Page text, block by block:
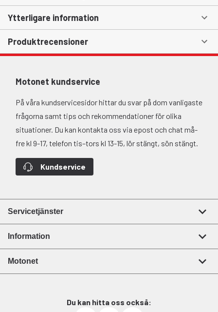
Ytterligare information
Produktrecensioner
Motonet kundservice
På våra kundservicesidor hittar du svar på dom vanligaste
frågorna samt tips och rekommendationer för olika
situationer. Du kan kontakta oss via epost och chat må-
fre kl 9-17, telefon tis–tors kl 13-15, lör stängt, sön stängt.
Kundservice
Servicetjänster
Information
Motonet
Du kan hitta oss också: